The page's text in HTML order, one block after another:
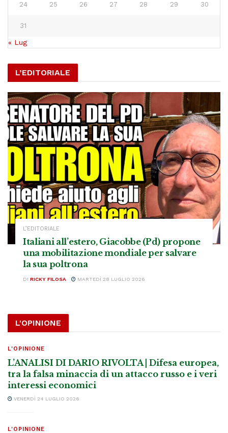
24 25 26 27 28 29 30
31
« Lug
L’EDITORIALE
L’EDITORIALE
Italiani all’estero, Giacobbe (Pd) propone
una mobilitazione mondiale per salvare
la sua poltrona
DI RICKY FILOSA MARTEDÌ 28 LUGLIO 2026
L'OPINIONE
L'OPINIONE
L’ANALISI DI DARIO RIVOLTA | Difesa europea,
tra la falsa minaccia di un attacco russo e i veri
interessi economici
VENERDÌ 24 LUGLIO 2026
L'OPINIONE